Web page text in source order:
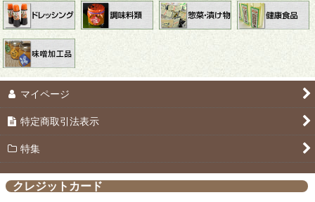
マイページ
特定商取引法表示
特集
クレジットカード